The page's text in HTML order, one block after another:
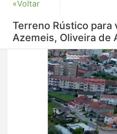
«Voltar
Terreno Rústico para
Azemeis, Oliveira de